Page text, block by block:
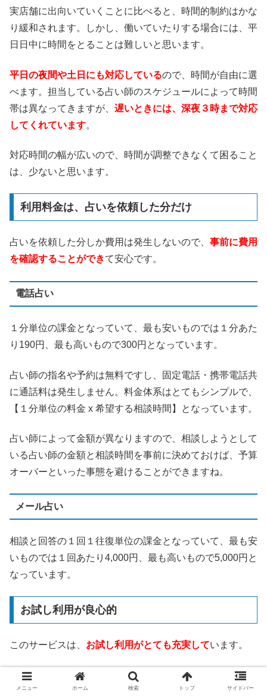
実店舗に出向いていくことに比べると、時間的制約はかな
り緩和されます。しかし、働いていたりする場合には、平
日日中に時間をとることは難しいと思います。
平日の夜間や土日にも対応しているので、時間が自由に選
べます。担当している占い師のスケジュールによって時間
帯は異なってきますが、 遅いときには、深夜３時まで対応
してくれています。
対応時間の幅が広いので、時間が調整できなくて困ること
は、少ないと思います。
利用料金は、占いを依頼した分だけ
占いを依頼した分しか費用は発生しないので、 事前に費用
を確認することができて安心です。
電話占い
１分単位の課金となっていて、最も安いものでは１分あた
り190円、最も高いもので300円となっています。
占い師の指名や予約は無料ですし、固定電話・携帯電話共
に通話料は発生しません。料金体系はとてもシンプルで、
【１分単位の料金 x 希望する相談時間】となっています。
占い師によって金額が異なりますので、相談しようとして
いる占い師の金額と相談時間を事前に決めておけば、予算
オーバーといった事態を避けることができますね。
メール占い
相談と回答の１回１往復単位の課金となっていて、最も安
いものでは１回あたり4,000円、最も高いもので5,000円と
なっています。
お試し利用が良心的
このサービスは、 お試し利用がとても充実しています。
3,000円分の無料相談ポイント
メニュー ホーム 検索 トップ サイドバー